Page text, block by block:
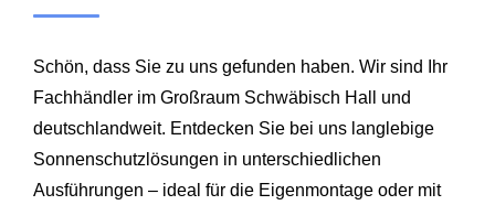
Schön, dass Sie zu uns gefunden haben. Wir sind Ihr
Fachhändler im Großraum Schwäbisch Hall und
deutschlandweit. Entdecken Sie bei uns langlebige
Sonnenschutzlösungen in unterschiedlichen
Ausführungen – ideal für die Eigenmontage oder mit